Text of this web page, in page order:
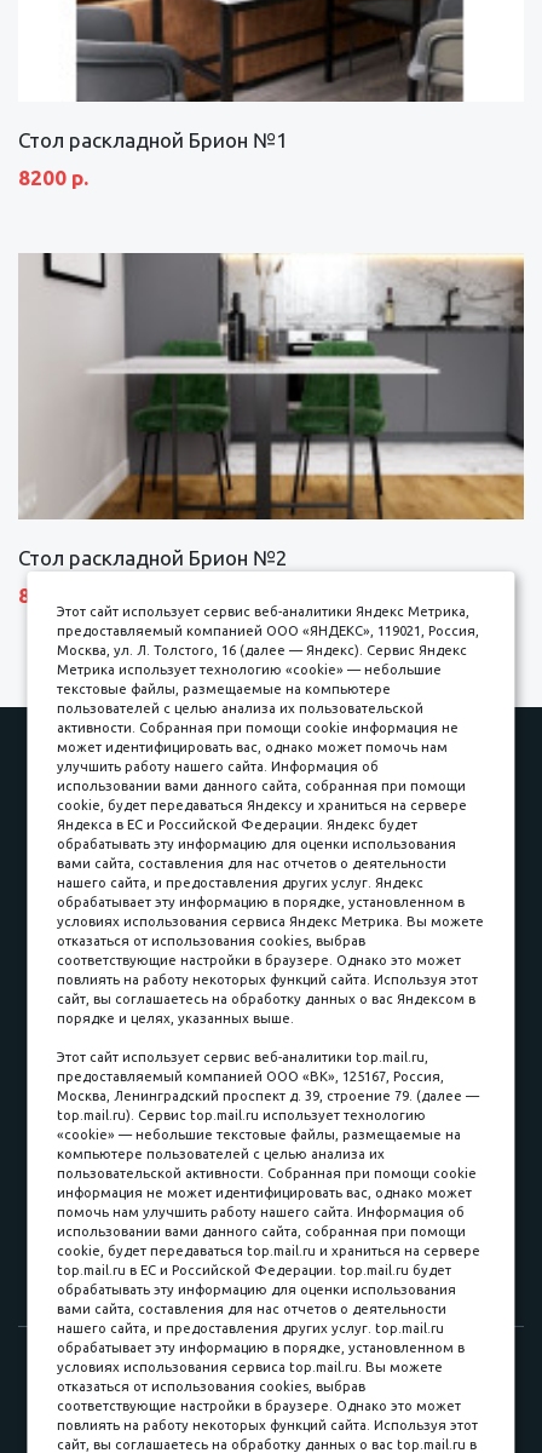
Стол раскладной Брион №1
8200 р.
Стол раскладной Брион №2
8690 р.
Наши работы
Оплата
Доставка и сборка
Гарантии
Карьера в компании
Контакты
Принимаем к оплате
Наличные
пл. Соляная, 6, стр. 16
8 (3822) 60-70-30
8 (3822) 50-39-09
8 (3822) 22-77-68
8 (3822) 50-48-50
8 (3822) 65-42-10
© 2015-2026. Компания «Мебельный куб».
ИП Саворенко Валерий Александрович. Россия, г. Томск, пл.
Соляная, 6 стр. 16, Цокольный этаж
Этот сайт использует сервис веб-аналитики Яндекс Метрика,
предоставляемый компанией ООО «ЯНДЕКС», 119021, Россия,
Москва, ул. Л. Толстого, 16 (далее — Яндекс). Сервис Яндекс
Метрика использует технологию «cookie» — небольшие
текстовые файлы, размещаемые на компьютере
пользователей с целью анализа их пользовательской
активности. Собранная при помощи cookie информация не
может идентифицировать вас, однако может помочь нам
улучшить работу нашего сайта. Информация об
использовании вами данного сайта, собранная при помощи
cookie, будет передаваться Яндексу и храниться на сервере
Яндекса в ЕС и Российской Федерации. Яндекс будет
обрабатывать эту информацию для оценки использования
вами сайта, составления для нас отчетов о деятельности
нашего сайта, и предоставления других услуг. Яндекс
обрабатывает эту информацию в порядке, установленном в
условиях использования сервиса Яндекс Метрика. Вы можете
отказаться от использования cookies, выбрав
соответствующие настройки в браузере. Однако это может
повлиять на работу некоторых функций сайта. Используя этот
сайт, вы соглашаетесь на обработку данных о вас Яндексом в
порядке и целях, указанных выше.
Этот сайт использует сервис веб-аналитики top.mail.ru,
предоставляемый компанией ООО «ВК», 125167, Россия,
Москва, Ленинградский проспект д. 39, строение 79. (далее —
top.mail.ru). Сервис top.mail.ru использует технологию
«cookie» — небольшие текстовые файлы, размещаемые на
компьютере пользователей с целью анализа их
пользовательской активности. Собранная при помощи cookie
информация не может идентифицировать вас, однако может
помочь нам улучшить работу нашего сайта. Информация об
использовании вами данного сайта, собранная при помощи
cookie, будет передаваться top.mail.ru и храниться на сервере
top.mail.ru в ЕС и Российской Федерации. top.mail.ru будет
обрабатывать эту информацию для оценки использования
вами сайта, составления для нас отчетов о деятельности
нашего сайта, и предоставления других услуг. top.mail.ru
обрабатывает эту информацию в порядке, установленном в
условиях использования сервиса top.mail.ru. Вы можете
отказаться от использования cookies, выбрав
соответствующие настройки в браузере. Однако это может
повлиять на работу некоторых функций сайта. Используя этот
сайт, вы соглашаетесь на обработку данных о вас top.mail.ru в